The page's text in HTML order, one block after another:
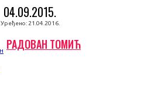
04.09.2015.
Уређено: 21.04.2016.
РАДОВАН ТОМИЋ